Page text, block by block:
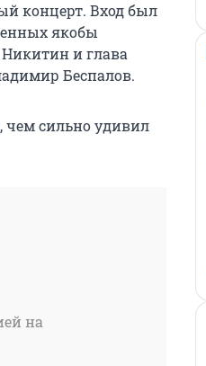
концерт. Вход был
якобы
Никитин и глава
Беспалов.
чем сильно удивил
на